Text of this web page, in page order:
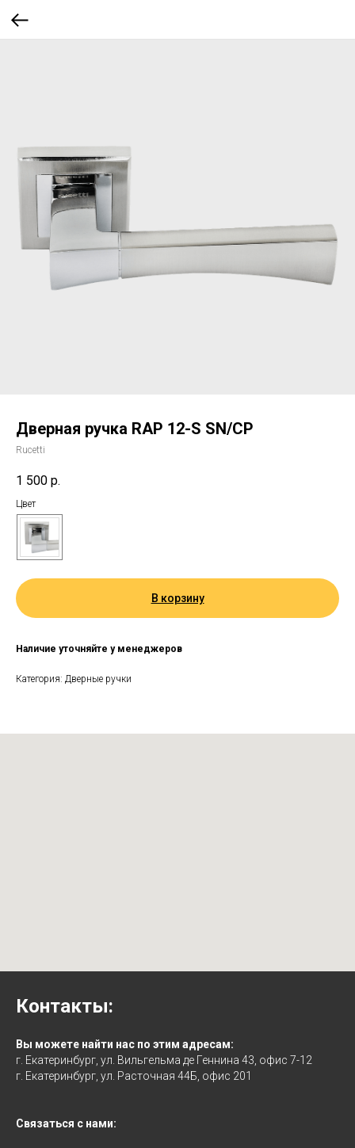
Дверная ручка RAP 12-S SN/CP
Rucetti
1 500 р.
Цвет
В корзину
Наличие уточняйте у менеджеров
Категория: Дверные ручки
Контакты:
Вы можете найти нас по этим адресам:
г. Екатеринбург, ул. Вильгельма де Геннина 43, офис 7-12
г. Екатеринбург, ул. Расточная 44Б, офис 201
Связаться с нами: